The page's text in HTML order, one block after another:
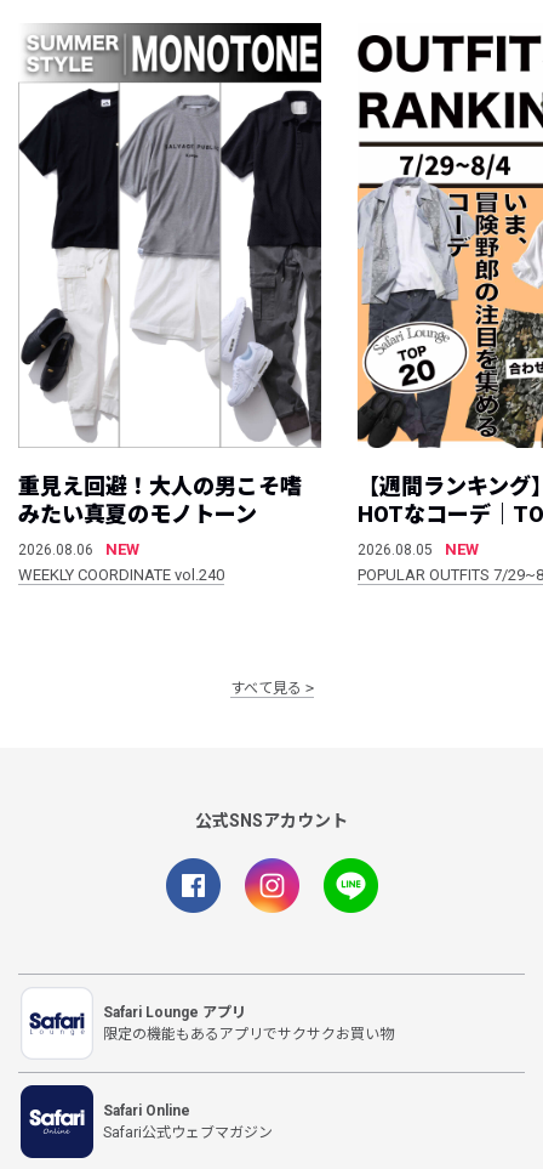
重見え回避！大人の男こそ嗜
みたい真夏のモノトーン
2026.08.06
NEW
WEEKLY COORDINATE vol.240
【週間ランキング
HOTなコーデ｜
2026.08.05
NEW
POPULAR OUTFITS 7/
すべて見る
公式SNSアカウント
Safari Lounge アプリ
限定の機能もあるアプリでサクサクお買い物
Safari Online
Safari公式ウェブマガジン